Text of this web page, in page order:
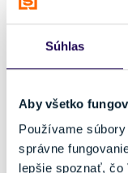
Súhlas
Aby všetko
Používame
správne
lepšie spoznať, čo
NOVINKA